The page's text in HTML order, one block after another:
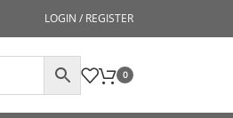
LOGIN / REGISTER
0